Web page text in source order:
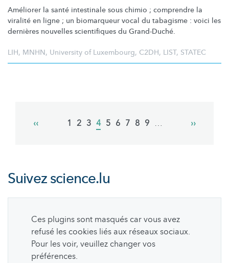
Améliorer la santé intestinale sous chimio ; comprendre la
viralité en ligne ; un biomarqueur vocal du tabagisme : voici les
dernières nouvelles scientifiques du Grand-Duché.
LIH, MNHN, University of Luxembourg, C2DH, LIST, STATEC
Previous
‹‹ Page
1 Page
2 Page
3 Current
4 Page
5 Page
6 Page
7 Page
8 Page
9 …
Next
››
Suivezscience.lu
Ces plugins sont masqués car vous avez
refusé les cookies liés aux réseaux sociaux.
Pour les voir, veuillez changer vos
préférences.